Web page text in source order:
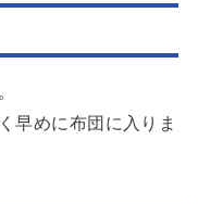
早めに布団に入りま